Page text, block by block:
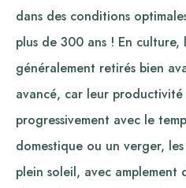
dans des conditions
plus de 300 ans ! En culture,
généralement retirés bien
avancé, car leur productivité
progressivement avec le
domestique ou un verger,
plein soleil, avec amplement